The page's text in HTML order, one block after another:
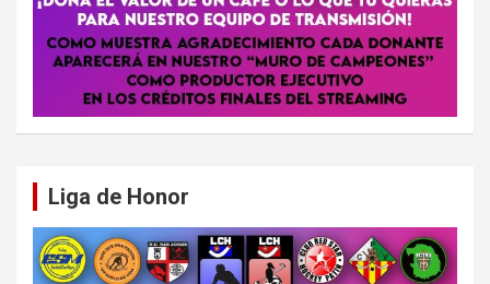
Liga de Honor